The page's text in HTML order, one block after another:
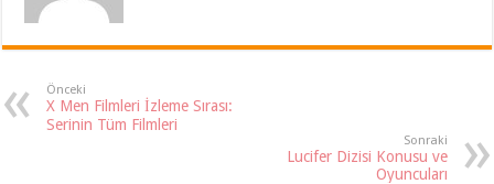
Önceki
X Men Filmleri İzleme Sırası:
Serinin Tüm Filmleri
Sonraki
Lucifer Dizisi Konusu ve
Oyuncuları